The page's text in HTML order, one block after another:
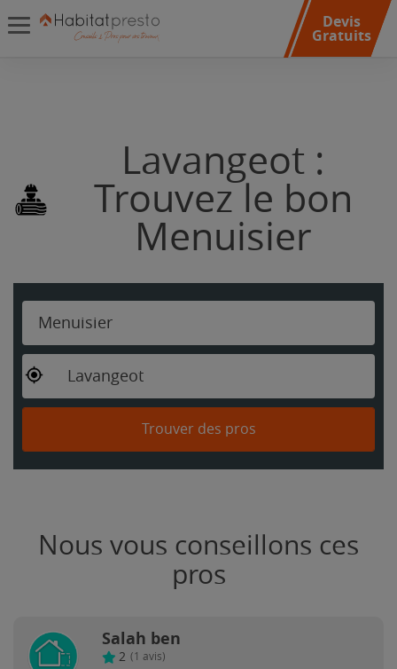
Devis
Gratuits
Lavangeot :
Trouvez le bon
Menuisier
Menuisier
Lavangeot
Trouver des pros
Nous vous conseillons ces
pros
Salah ben
2 (1 avis)